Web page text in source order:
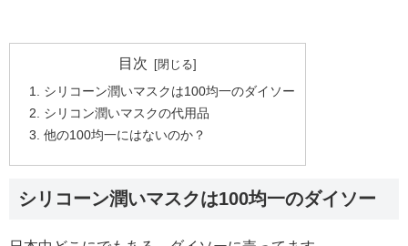
目次
シリコーン潤いマスクは100均一のダイソー
シリコン潤いマスクの代用品
他の100均一にはないのか？
シリコーン潤いマスクは100均一のダイソー